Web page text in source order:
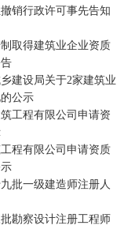
销行政许可事先告知
取得建筑业企业资质
建设局关于2家建筑业
公示
工程有限公司申请资
程有限公司申请资质
批一级建造师注册人
勘察设计注册工程师